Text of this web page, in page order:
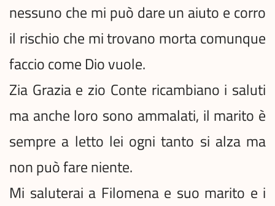
nessuno che mi può dare un aiuto e corro
il rischio che mi trovano morta comunque
faccio come Dio vuole.
Zia Grazia e zio Conte ricambiano i saluti
ma anche loro sono ammalati, il marito è
sempre a letto lei ogni tanto si alza ma
non può fare niente.
Mi saluterai a Filomena e suo marito e i